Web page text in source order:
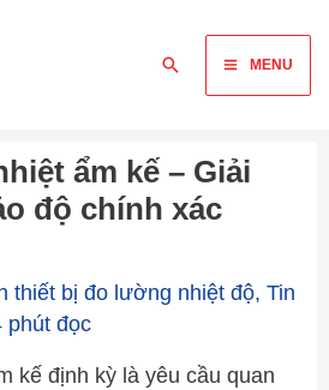
Tìm
Main
Menu
MENU
ẩm kế – Giải
độ chính xác
thiết bị đo lường nhiệt độ, Tin
phút đọc
kế định kỳ là yêu cầu quan